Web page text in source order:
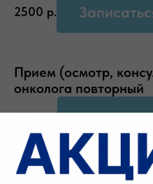
2500 р.
Прием (осмотр,
онколога повторный
2000 р.